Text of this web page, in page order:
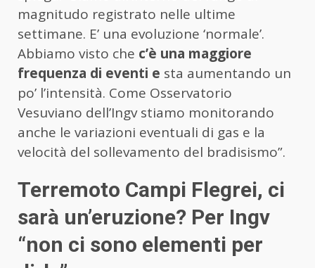
magnitudo registrato nelle ultime
settimane. E’ una evoluzione ‘normale’.
Abbiamo visto che c’è una maggiore
frequenza di eventi e sta aumentando un
po’ l’intensità. Come Osservatorio
Vesuviano dell’Ingv stiamo monitorando
anche le variazioni eventuali di gas e la
velocità del sollevamento del bradisismo”.
Terremoto Campi Flegrei, ci
sarà un’eruzione? Per Ingv
“non ci sono elementi per